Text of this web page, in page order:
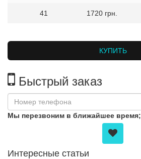
41 1720 грн.
КУПИТЬ
Быстрый заказ
Мы перезвоним в ближайшее время;
Интересные статьи